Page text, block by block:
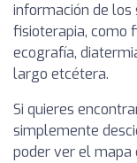
información de los
fisioterapia, como
ecografía,
largo etcétera.
Si quieres
simplemente
poder ver el mapa